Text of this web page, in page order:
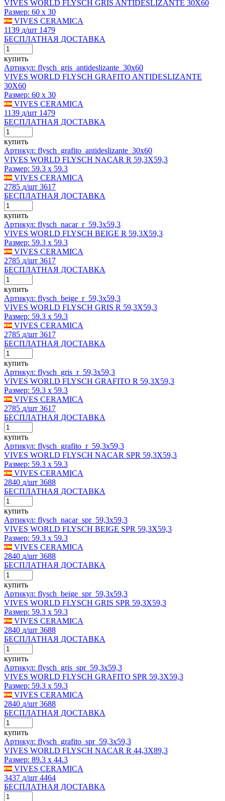
VIVES WORLD FLYSCH GRIS ANTIDESLIZANTE 30X60
Размер: 60 x 30
VIVES CERAMICA
1139 д/шт 1479
БЕСПЛАТНАЯ ДОСТАВКА
купить
Артикул: flysch_gris_antideslizante_30x60
VIVES WORLD FLYSCH GRAFITO ANTIDESLIZANTE
30X60
Размер: 60 x 30
VIVES CERAMICA
1139 д/шт 1479
БЕСПЛАТНАЯ ДОСТАВКА
купить
Артикул: flysch_grafito_antideslizante_30x60
VIVES WORLD FLYSCH NACAR R 59,3X59,3
Размер: 59.3 x 59.3
VIVES CERAMICA
2785 д/шт 3617
БЕСПЛАТНАЯ ДОСТАВКА
купить
Артикул: flysch_nacar_r_59,3x59,3
VIVES WORLD FLYSCH BEIGE R 59,3X59,3
Размер: 59.3 x 59.3
VIVES CERAMICA
2785 д/шт 3617
БЕСПЛАТНАЯ ДОСТАВКА
купить
Артикул: flysch_beige_r_59,3x59,3
VIVES WORLD FLYSCH GRIS R 59,3X59,3
Размер: 59.3 x 59.3
VIVES CERAMICA
2785 д/шт 3617
БЕСПЛАТНАЯ ДОСТАВКА
купить
Артикул: flysch_gris_r_59,3x59,3
VIVES WORLD FLYSCH GRAFITO R 59,3X59,3
Размер: 59.3 x 59.3
VIVES CERAMICA
2785 д/шт 3617
БЕСПЛАТНАЯ ДОСТАВКА
купить
Артикул: flysch_grafito_r_59,3x59,3
VIVES WORLD FLYSCH NACAR SPR 59,3X59,3
Размер: 59.3 x 59.3
VIVES CERAMICA
2840 д/шт 3688
БЕСПЛАТНАЯ ДОСТАВКА
купить
Артикул: flysch_nacar_spr_59,3x59,3
VIVES WORLD FLYSCH BEIGE SPR 59,3X59,3
Размер: 59.3 x 59.3
VIVES CERAMICA
2840 д/шт 3688
БЕСПЛАТНАЯ ДОСТАВКА
купить
Артикул: flysch_beige_spr_59,3x59,3
VIVES WORLD FLYSCH GRIS SPR 59,3X59,3
Размер: 59.3 x 59.3
VIVES CERAMICA
2840 д/шт 3688
БЕСПЛАТНАЯ ДОСТАВКА
купить
Артикул: flysch_gris_spr_59,3x59,3
VIVES WORLD FLYSCH GRAFITO SPR 59,3X59,3
Размер: 59.3 x 59.3
VIVES CERAMICA
2840 д/шт 3688
БЕСПЛАТНАЯ ДОСТАВКА
купить
Артикул: flysch_grafito_spr_59,3x59,3
VIVES WORLD FLYSCH NACAR R 44,3X89,3
Размер: 89.3 x 44.3
VIVES CERAMICA
3437 д/шт 4464
БЕСПЛАТНАЯ ДОСТАВКА